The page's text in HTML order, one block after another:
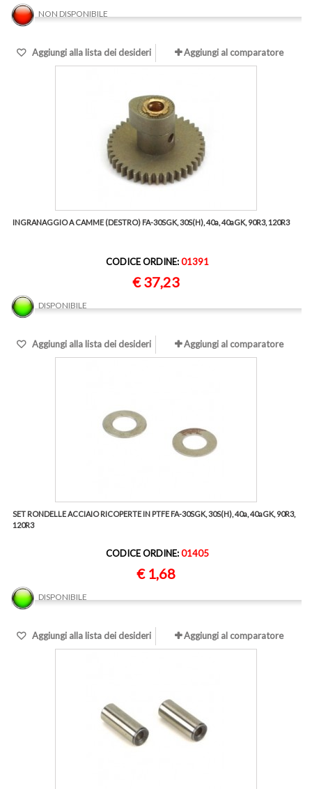
NON DISPONIBILE
Aggiungi alla lista dei desideri Aggiungi al comparatore
INGRANAGGIO A CAMME (DESTRO) FA-30SGK, 30S(H), 40a, 40aGK, 90R3, 120R3
CODICE ORDINE:01391
€ 37,23
DISPONIBILE
Aggiungi alla lista dei desideri Aggiungi al comparatore
SET RONDELLE ACCIAIO RICOPERTE IN PTFE FA-30SGK, 30S(H), 40a, 40aGK, 90R3,
120R3
CODICE ORDINE:01405
€ 1,68
DISPONIBILE
Aggiungi alla lista dei desideri Aggiungi al comparatore